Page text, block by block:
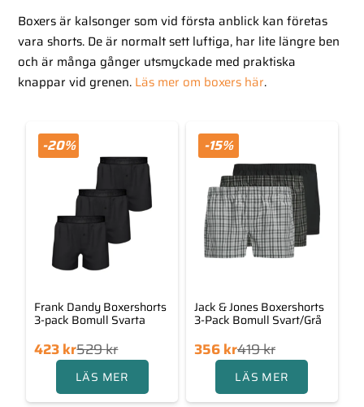
Boxers är kalsonger som vid första anblick kan företas
vara shorts. De är normalt sett luftiga, har lite längre ben
och är många gånger utsmyckade med praktiska
knappar vid grenen. Läs mer om boxers här.
Frank Dandy Boxershorts
3-pack Bomull Svarta
-20%
529kr
Det423kr
Det
LÄS MER
Jack & Jones Boxershorts
3-Pack Bomull Svart/Grå
-15%
419kr
Det
ursprungliga
356kr
Det
nuvarande
LÄS MER